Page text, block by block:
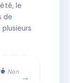
le
de
Non →